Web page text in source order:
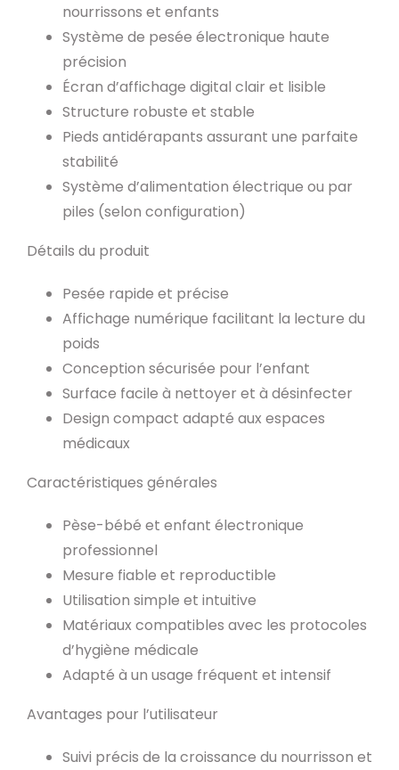
nourrissons et enfants
Système de pesée électronique haute
précision
Écran d’affichage digital clair et lisible
Structure robuste et stable
Pieds antidérapants assurant une parfaite
stabilité
Système d’alimentation électrique ou par
piles (selon configuration)
Détails du produit
Pesée rapide et précise
Affichage numérique facilitant la lecture du
poids
Conception sécurisée pour l’enfant
Surface facile à nettoyer et à désinfecter
Design compact adapté aux espaces
médicaux
Caractéristiques générales
Pèse-bébé et enfant électronique
professionnel
Mesure fiable et reproductible
Utilisation simple et intuitive
Matériaux compatibles avec les protocoles
d’hygiène médicale
Adapté à un usage fréquent et intensif
Avantages pour l’utilisateur
Suivi précis de la croissance du nourrisson et